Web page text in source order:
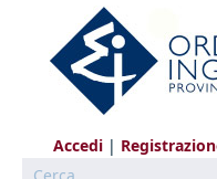
Salta al contenuto principale
Accedi
Cerca